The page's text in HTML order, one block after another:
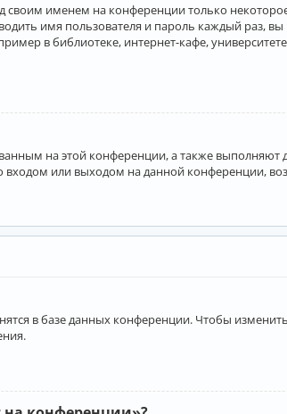
своим именем на конференции только
имя пользователя и пароль каждый раз,
в библиотеке, интернет-кафе, университете
на этой конференции, а также
входом или выходом на данной конференции,
в базе данных конференции. Чтобы